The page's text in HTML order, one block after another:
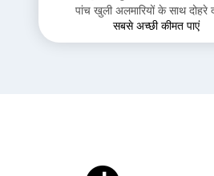
पांच खुली अलमारियों के साथ दोहरे
सबसे अच्छी कीमत पाएं